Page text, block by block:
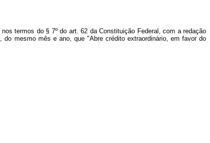
termos do § 7º do art. 62 da Constituição Federal, com a redação
mesmo mês e ano, que "Abre crédito extraordinário, em favor do